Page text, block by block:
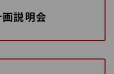
説明会